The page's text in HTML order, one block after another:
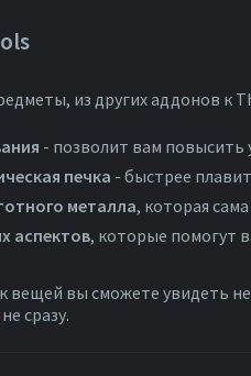
из других аддонов к
- позволит вам повысить
печка - быстрее
металла, которая
аспектов, которые помогут
вещей вы сможете увидеть
сразу.